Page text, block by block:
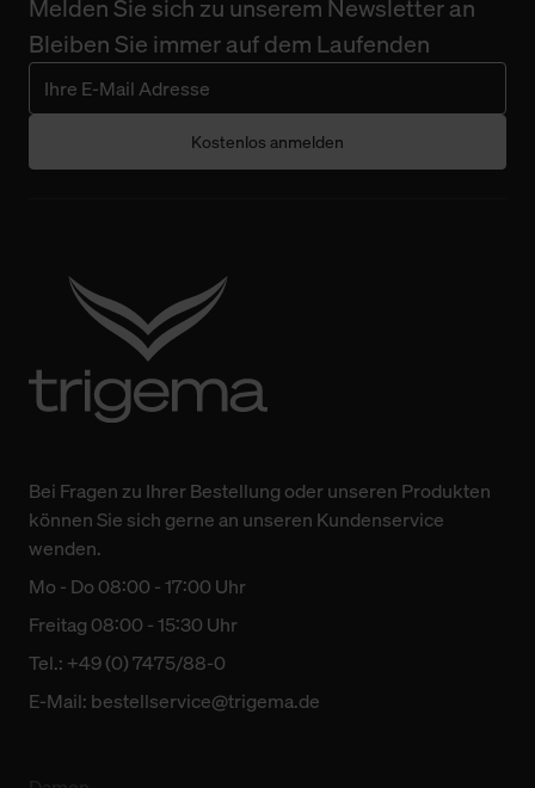
Melden Sie sich zu unserem Newsletter an
Bleiben Sie immer auf dem Laufenden
Kostenlos anmelden
Bei Fragen zu Ihrer Bestellung oder unseren Produkten
können Sie sich gerne an unseren Kundenservice
wenden.
Mo - Do 08:00 - 17:00 Uhr
Freitag 08:00 - 15:30 Uhr
Tel.: +49 (0) 7475/88-0
E-Mail: bestellservice@trigema.de